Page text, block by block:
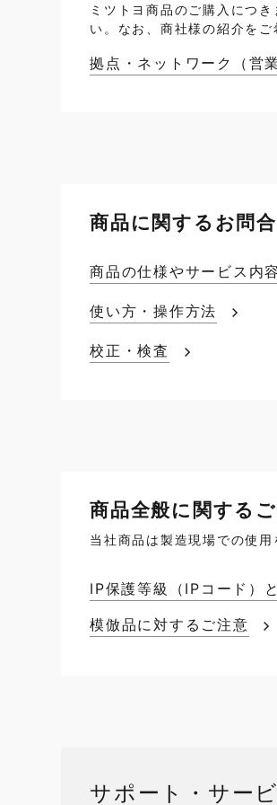
ミツトヨ商品のご購入につ
い。なお、商社様の紹介を
拠点・ネットワーク（営
商品に関するお問
商品の仕様やサービス内容
使い方・操作方法
校正・検査
商品全般に関する
当社商品は製造現場での使
IP保護等級（IPコード）
模倣品に対するご注意
サポート・サー